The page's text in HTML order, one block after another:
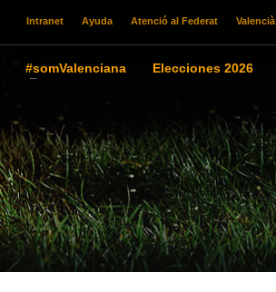
Intranet Ayuda Atenció al Federat Valencià
#somValenciana Elecciones 2026